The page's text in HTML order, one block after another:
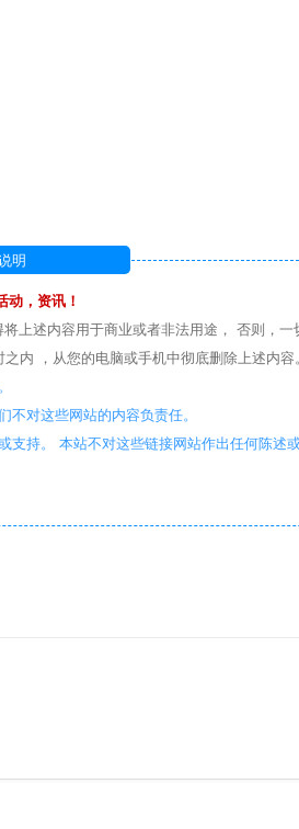
明
，资讯！
上述内容用于商业或者非法用途， 否则，一
内 ，从您的电脑或手机中彻底删除上述内容。
对这些网站的内容负责任。
持。 本站不对这些链接网站作出任何陈述